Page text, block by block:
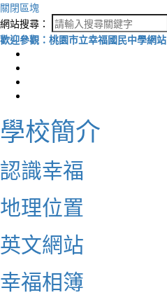
關閉區塊
網站搜尋：
歡迎參觀：桃園市立幸福國民中學網站
學校簡介
認識幸福
地理位置
英文網站
幸福相簿